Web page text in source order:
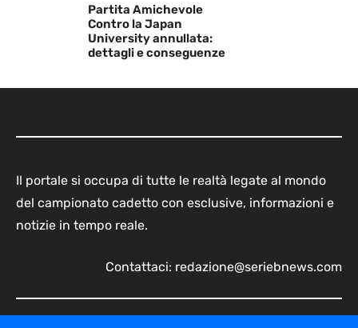
Partita Amichevole
Contro la Japan
University annullata:
dettagli e conseguenze
Il portale si occupa di tutte le realtà legate al mondo
del campionato cadetto con esclusive, informazioni e
notizie in tempo reale.
Contattaci: redazione@seriebnews.com